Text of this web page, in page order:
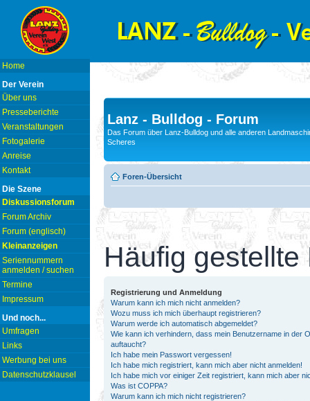
Home
Der Verein
Über uns
Presseberichte
Veranstaltungen
Fotogalerie
Anreise
Kontakt
Die Szene
Diskussionsforum
Forum Archiv
Forum (englisch)
Kleinanzeigen
Seriennummern
anmelden / suchen
Termine
Impressum
Und noch...
Umfragen
Links
Werbung bei uns
Datenschutzklausel
Lanz - Bulldog - Forum
Das Forum über Lanz-Bulldog und alle anderen
Scheres
Foren-Übersicht
Häufig gestellte
Registrierung und Anmeldung
Warum kann ich mich nicht anmelden?
Wozu muss ich mich überhaupt registrieren?
Warum werde ich automatisch abgemeldet?
Wie kann ich verhindern, dass mein Benutzername in der
auftaucht?
Ich habe mein Passwort vergessen!
Ich habe mich registriert, kann mich aber nicht anmelden!
Ich habe mich vor einiger Zeit registriert, kann mich aber
Was ist COPPA?
Warum kann ich mich nicht registrieren?